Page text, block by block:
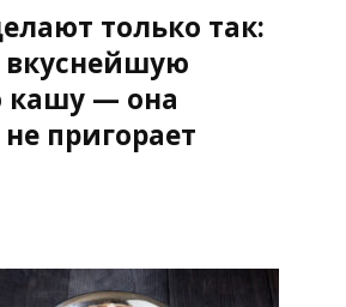
только так:
вкуснейшую
кашу — она
пригорает